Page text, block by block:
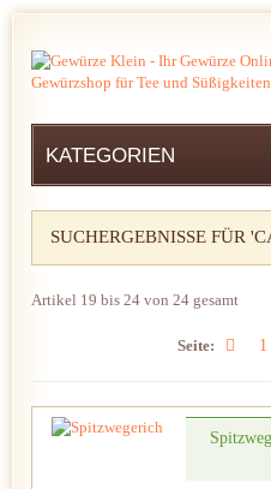
KATEGORIEN
SUCHERGEBNISSE FÜR
Artikel 19 bis 24 von 24 gesamt
Seite: 1